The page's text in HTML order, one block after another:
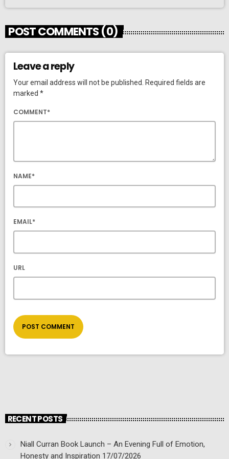
POST COMMENTS (0)
Leave a reply
Your email address will not be published. Required fields are
marked *
COMMENT*
NAME*
EMAIL*
URL
RECENT POSTS
Niall Curran Book Launch – An Evening Full of Emotion,
Honesty and Inspiration 17/07/2026